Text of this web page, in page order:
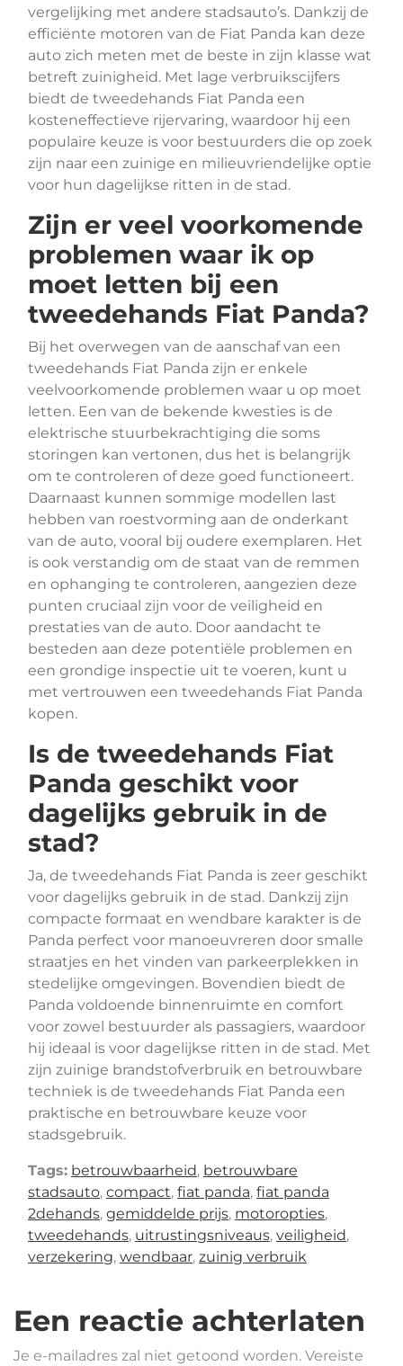
vergelijking met andere stadsauto’s. Dankzij de
efficiënte motoren van de Fiat Panda kan deze
auto zich meten met de beste in zijn klasse wat
betreft zuinigheid. Met lage verbruikscijfers
biedt de tweedehands Fiat Panda een
kosteneffectieve rijervaring, waardoor hij een
populaire keuze is voor bestuurders die op zoek
zijn naar een zuinige en milieuvriendelijke optie
voor hun dagelijkse ritten in de stad.
Zijn er veel voorkomende
problemen waar ik op
moet letten bij een
tweedehands Fiat Panda?
Bij het overwegen van de aanschaf van een
tweedehands Fiat Panda zijn er enkele
veelvoorkomende problemen waar u op moet
letten. Een van de bekende kwesties is de
elektrische stuurbekrachtiging die soms
storingen kan vertonen, dus het is belangrijk
om te controleren of deze goed functioneert.
Daarnaast kunnen sommige modellen last
hebben van roestvorming aan de onderkant
van de auto, vooral bij oudere exemplaren. Het
is ook verstandig om de staat van de remmen
en ophanging te controleren, aangezien deze
punten cruciaal zijn voor de veiligheid en
prestaties van de auto. Door aandacht te
besteden aan deze potentiële problemen en
een grondige inspectie uit te voeren, kunt u
met vertrouwen een tweedehands Fiat Panda
kopen.
Is de tweedehands Fiat
Panda geschikt voor
dagelijks gebruik in de
stad?
Ja, de tweedehands Fiat Panda is zeer geschikt
voor dagelijks gebruik in de stad. Dankzij zijn
compacte formaat en wendbare karakter is de
Panda perfect voor manoeuvreren door smalle
straatjes en het vinden van parkeerplekken in
stedelijke omgevingen. Bovendien biedt de
Panda voldoende binnenruimte en comfort
voor zowel bestuurder als passagiers, waardoor
hij ideaal is voor dagelijkse ritten in de stad. Met
zijn zuinige brandstofverbruik en betrouwbare
techniek is de tweedehands Fiat Panda een
praktische en betrouwbare keuze voor
stadsgebruik.
Tags: betrouwbaarheid, betrouwbare
stadsauto, compact, fiat panda, fiat panda
2dehands, gemiddelde prijs, motoropties,
tweedehands, uitrustingsniveaus, veiligheid,
verzekering, wendbaar, zuinig verbruik
Een reactie achterlaten
Je e-mailadres zal niet getoond worden. Vereiste